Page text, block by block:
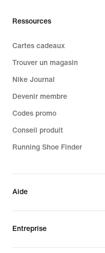
Ressources
Cartes cadeaux
Trouver un magasin
Nike Journal
Devenir membre
Codes promo
Conseil produit
Running Shoe Finder
Aide
Entreprise